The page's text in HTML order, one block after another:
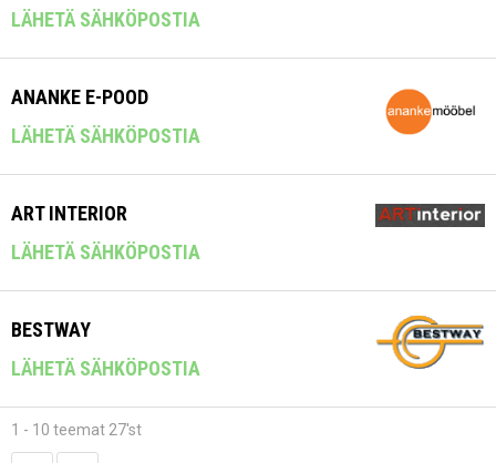
LÄHETÄ SÄHKÖPOSTIA
ANANKE E-POOD
LÄHETÄ SÄHKÖPOSTIA
ART INTERIOR
LÄHETÄ SÄHKÖPOSTIA
BESTWAY
LÄHETÄ SÄHKÖPOSTIA
1 - 10 teemat 27'st